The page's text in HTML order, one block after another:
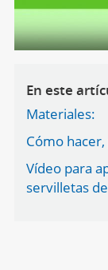
En este
Materiales:
Cómo
Vídeo para
servilletas